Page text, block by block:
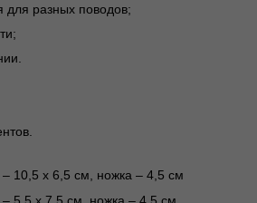
для разных поводов;
10,5 х 6,5 см, ножка – 4,5 см